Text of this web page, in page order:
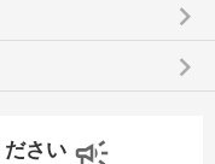
keyboard_arrow_right
keyboard_arrow_right
さい